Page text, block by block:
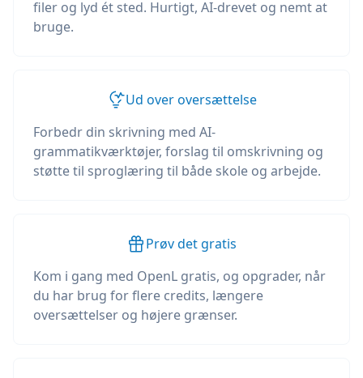
filer og lyd ét sted. Hurtigt, AI-drevet og nemt at
bruge.
Ud over oversættelse
Forbedr din skrivning med AI-
grammatikværktøjer, forslag til omskrivning og
støtte til sproglæring til både skole og arbejde.
Prøv det gratis
Kom i gang med OpenL gratis, og opgrader, når
du har brug for flere credits, længere
oversættelser og højere grænser.